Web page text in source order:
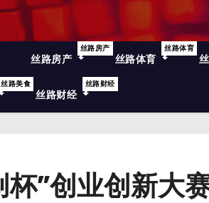
丝路房产
丝路房产
丝路体育
丝路体育
丝路美食
丝路财经
丝路财经
”创业创新大